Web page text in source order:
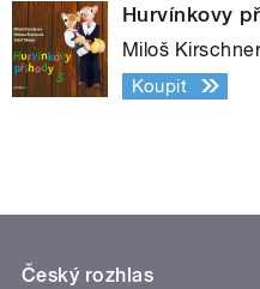
Hurvínkovy
Miloš
Koupit
Český rozhlas